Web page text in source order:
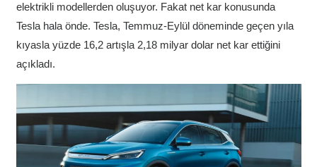
elektrikli modellerden oluşuyor. Fakat net kar konusunda
Tesla hala önde. Tesla, Temmuz-Eylül döneminde geçen yıla
kıyasla yüzde 16,2 artışla 2,18 milyar dolar net kar ettiğini
açıkladı.